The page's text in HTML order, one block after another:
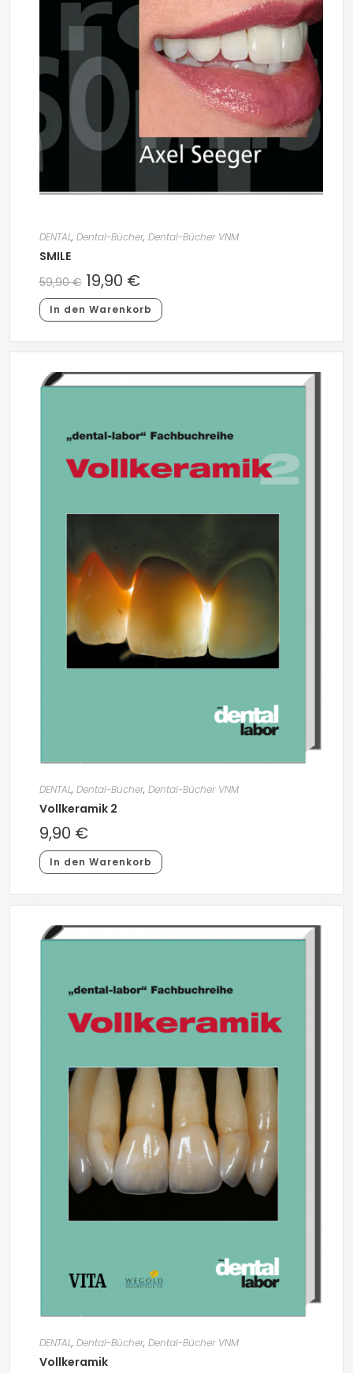
DENTAL, Dental-Bücher, Dental-Bücher VNM
SMILE
59,90€ 19,90 €
In den Warenkorb
DENTAL, Dental-Bücher, Dental-Bücher VNM
Vollkeramik 2
9,90 €
In den Warenkorb
DENTAL, Dental-Bücher, Dental-Bücher VNM
Vollkeramik